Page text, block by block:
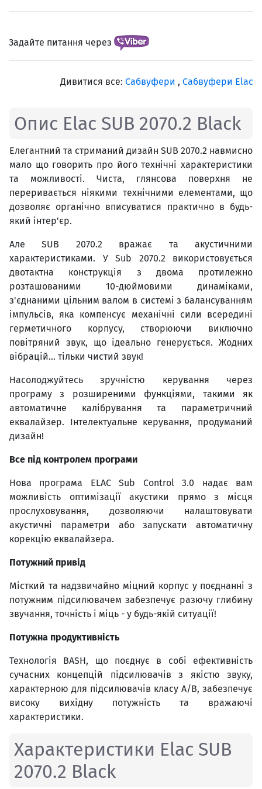
Задайте питання через
Дивитися все: Сабвуфери , Сабвуфери Elac
Опис Elac SUB 2070.2 Black
Елегантний та стриманий дизайн SUB 2070.2 навмисно
мало що говорить про його технічні характеристики
та можливості. Чиста, глянсова поверхня не
переривається ніякими технічними елементами, що
дозволяє органічно вписуватися практично в будь-
який інтер'єр.
Але SUB 2070.2 вражає та акустичними
характеристиками. У Sub 2070.2 використовується
двотактна конструкція з двома протилежно
розташованими 10-дюймовими динаміками,
з'єднаними цільним валом в системі з балансуванням
імпульсів, яка компенсує механічні сили всередині
герметичного корпусу, створюючи виключно
повітряний звук, що ідеально генерується. Жодних
вібрацій... тільки чистий звук!
Насолоджуйтесь зручністю керування через
програму з розширеними функціями, такими як
автоматичне калібрування та параметричний
еквалайзер. Інтелектуальне керування, продуманий
дизайн!
Все під контролем програми
Нова програма ELAC Sub Control 3.0 надає вам
можливість оптимізації акустики прямо з місця
прослуховування, дозволяючи налаштовувати
акустичні параметри або запускати автоматичну
корекцію еквалайзера.
Потужний привід
Місткий та надзвичайно міцний корпус у поєднанні з
потужним підсилювачем забезпечує разючу глибину
звучання, точність і міць - у будь-якій ситуації!
Потужна продуктивність
Технологія BASH, що поєднує в собі ефективність
сучасних концепцій підсилювачів з якістю звуку,
характерною для підсилювачів класу A/B, забезпечує
високу вихідну потужність та вражаючі
характеристики.
Характеристики Elac SUB
2070.2 Black